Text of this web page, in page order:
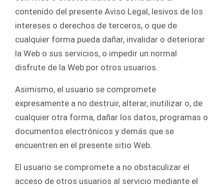
contenido del presente Aviso Legal, lesivos de los
intereses o derechos de terceros, o que de
cualquier forma pueda dañar, invalidar o deteriorar
la Web o sus servicios, o impedir un normal
disfrute de la Web por otros usuarios.
Asimismo, el usuario se compromete
expresamente a no destruir, alterar, inutilizar o, de
cualquier otra forma, dañar los datos, programas o
documentos electrónicos y demás que se
encuentren en el presente sitio Web.
El usuario se compromete a no obstaculizar el
acceso de otros usuarios al servicio mediante el